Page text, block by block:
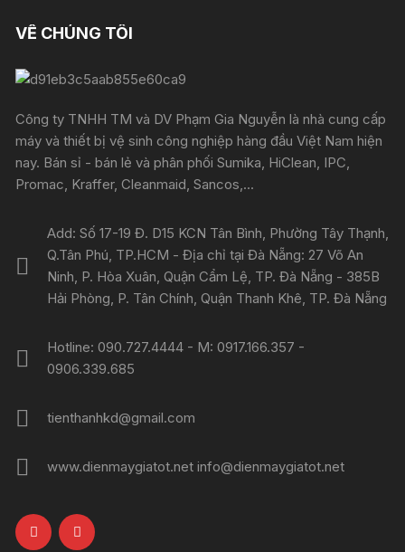
VỀ CHÚNG TÔI
Công ty TNHH TM và DV Phạm Gia Nguyễn là nhà cung cấp
máy và thiết bị vệ sinh công nghiệp hàng đầu Việt Nam hiện
nay. Bán sỉ - bán lẻ và phân phối Sumika, HiClean, IPC,
Promac, Kraffer, Cleanmaid, Sancos,...
Add: Số 17-19 Đ. D15 KCN Tân Bình, Phường Tây Thạnh,
Q.Tân Phú, TP.HCM - Địa chỉ tại Đà Nẵng: 27 Võ An
Ninh, P. Hòa Xuân, Quận Cẩm Lệ, TP. Đà Nẵng - 385B
Hải Phòng, P. Tân Chính, Quận Thanh Khê, TP. Đà Nẵng
Hotline: 090.727.4444 - M: 0917.166.357 -
0906.339.685
tienthanhkd@gmail.com
www.dienmaygiatot.net info@dienmaygiatot.net